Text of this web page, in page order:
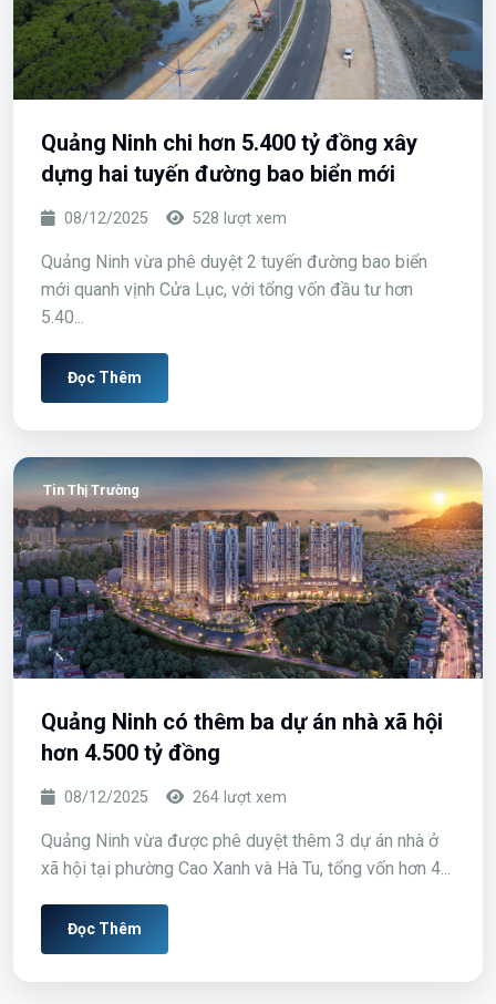
Đọc Thêm
Tin Thị Trường
Quảng Ninh chi hơn 5.400 tỷ đồng xây
dựng hai tuyến đường bao biển mới
08/12/2025 528 lượt xem
Quảng Ninh vừa phê duyệt 2 tuyến đường bao biển
mới quanh vịnh Cửa Lục, với tổng vốn đầu tư hơn
5.40...
Đọc Thêm
Tin Thị Trường
Quảng Ninh có thêm ba dự án nhà xã hội
hơn 4.500 tỷ đồng